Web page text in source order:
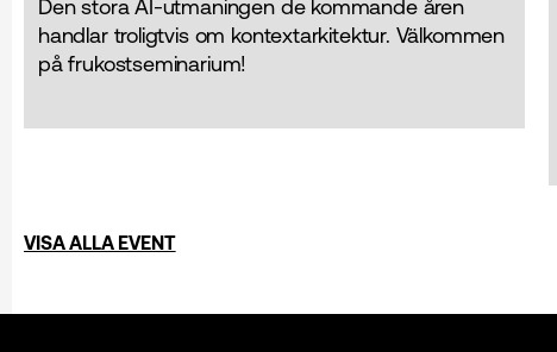
Den stora AI-utmaningen de kommande åren
handlar troligtvis om kontextarkitektur. Välkommen
på frukostseminarium!
VISA ALLA EVENT